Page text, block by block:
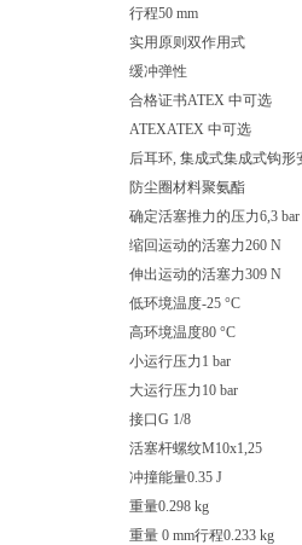
行程50 mm
实用原则双作用式
缓冲弹性
合格证书ATEX 中可选
ATEXATEX 中可选
后耳环, 集成式集成式钩形
防尘圈材料聚氨酯
确定活塞推力的压力6,3 bar
缩回运动的活塞力260 N
伸出运动的活塞力309 N
低环境温度-25 °C
高环境温度80 °C
小运行压力1 bar
大运行压力10 bar
接口G 1/8
活塞杆螺纹M10x1,25
冲撞能量0.35 J
重量0.298 kg
重量 0 mm行程0.233 kg